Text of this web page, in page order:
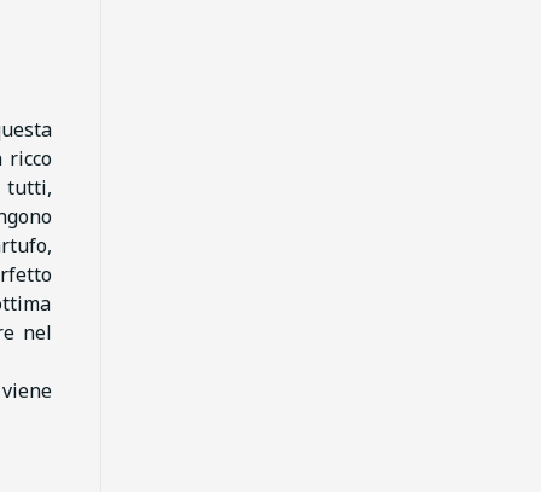
ricco
tutti,
nel